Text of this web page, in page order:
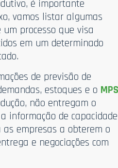
é importante
vamos listar algumas
um processo que visa
em um determinado
de previsão de
estoques e o
não entregam o
informação de capacidade
empresas a obterem o
e negociações com